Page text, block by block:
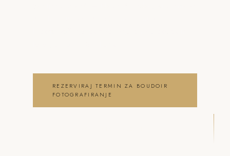
REZERVIRAJ TERMIN ZA BOUDOIR
FOTOGRAFIRANJE